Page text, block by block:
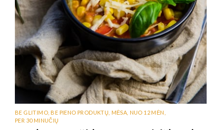
BE GLITIMO BE PIENO PRODUKTŲ MĖSA NUO 12 MĖN
PER 30 MINUČIŲ